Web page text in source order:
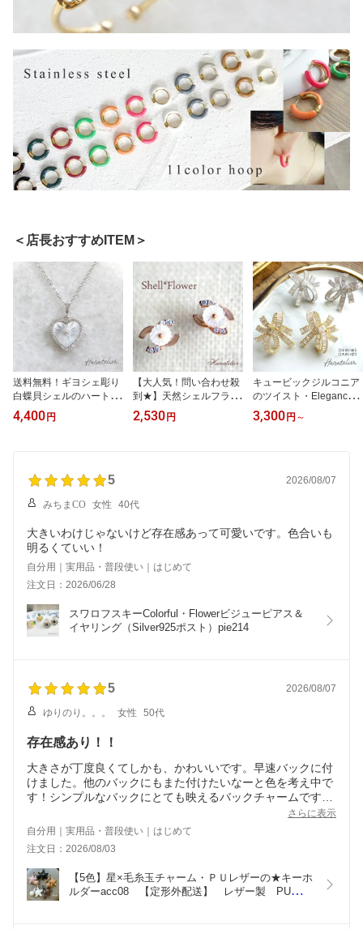
＜店長おすすめITEM＞
送料無料！ギヨシェ彫り
白蝶貝シェルのハートト
ップネックレス（nec02
5）メール便OK アジャ
4,400 円
【大人気！問い合わせ殺
到★】天然シェルフラワ
ーのピンクゴールド・mi
niピアス(特殊加工不可・
2,530 円
キュービックジルコニア
のツイスト・Elegancyリ
ボンピアス（イヤリン
グ）大きいほう・小さい
3,300 円 ～
5 2026/08/07
みちまCO 女性 40代
大きいわけじゃないけど存在感あって可愛いです。色合いも
明るくていい！
自分用｜実用品・普段使い｜はじめて
注文日：2026/06/28
スワロフスキーColorful・Flowerビジューピアス＆
イヤリング（Silver925ポスト）pie214
5 2026/08/07
ゆりのり。。。 女性 50代
存在感あり！！
大きさが丁度良くてしかも、かわいいです。早速バックに付
けました。他のバックにもまた付けたいなーと色を考え中で
す！シンプルなバックにとても映えるバックチャームです！
さらに表示
自分用｜実用品・普段使い｜はじめて
注文日：2026/08/03
【5色】星×毛糸玉チャーム・ＰＵレザーの★キーホ
ルダーacc08　【定形外配送】　レザー製　PUレザ